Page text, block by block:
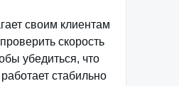
своим клиентам
скорость
убедиться, что
стабильно